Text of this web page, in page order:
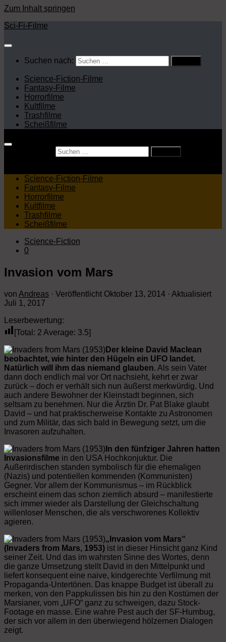
Zum Inhalt springen
Sci-Fi-Filme
Suchen nach:
Science-Fiction-Filme
Fantasy-Filme
Horrorfilme
Kultfilme
Trashfilme
Scheißfilme
Science-Fiction-Filme
Fantasy-Filme
Horrorfilme
Kultfilme
Trashfilme
Scheißfilme
Science-Fiction
0
Invasion vom Mars
von Andreas · Veröffentlicht Oktober 13, 2014 · Aktualisiert
Juli 1, 2017
Leserbewertung:
[Total: 2 Average: 3.5]
Der kleine David Maclean
beobachtet, wie hinter den Hügeln ein UFO landet.
Natürlich will ihm das niemand glauben. Als sein Vater
dann doch endlich mal vor Ort nachsieht, kehrt er zwar
zurück – doch er verhält sich nun äußerst merkwürdig. Und
auch andere Bewohner der Kleinstadt beginnen, sich
seltsam zu benehmen. Nur die Ärztin Dr. Pat Blake glaubt
David – und hat praktischerweise Kontakte zu Astronomen
und zum Militär, das sich bald in Bewegung setzt, um die
Invasoren aufzuhalten.
In den fünfziger Jahren hatten
Invasionsfilme in den USA Hochkonjuktur. Die
Außerirdischen standen symbolisch für die ehemaligen
(Nazis) und potentiellen kommenden (Kommunisten)
Gegner. Vor allem der Kommunismus – im Rückblick
erscheint einem das schon ziemlich absurd – manifestierte
sich immer wieder als Darstellung der Gleichschaltung
willenloser Menschen, die als verschworenes Kollektiv
agieren.
„Invasion vom Mars“
(Invaders from Mars, 1953) ist in dieser Hinsicht ganz Kind
seiner Zeit. Und das im wahrsten Sinne des Wortes, denn
die ganze Umsetzung stellt David in den Mittelpunkt und
liefert konsequent eine naive, kindgerechte Verfilmung mit
Propaganda-Untertönen. Das knappe Budget ist überall zu
merken, von den Pappkulissen bis hin zu den Kostümen der
Marsianer, vom „UFO“ ganz zu schweigen, dazu Stock-
Footage en masse. Eine wahre Pest auch der SF-Humbug,
der sich vor allem in den überwiegend hölzernen Dialogen
zeigt.